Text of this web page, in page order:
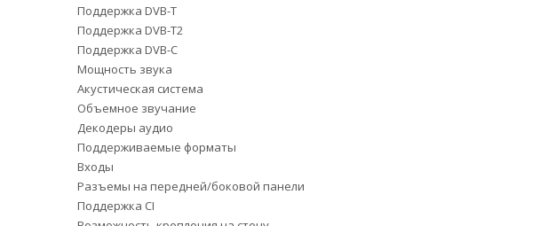
Поддержка DVB-T
Поддержка DVB-T2
Поддержка DVB-C
Мощность звука
Акустическая система
Объемное звучание
Декодеры аудио
Поддерживаемые форматы
Входы
Разъемы на передней/боковой панели
Поддержка CI